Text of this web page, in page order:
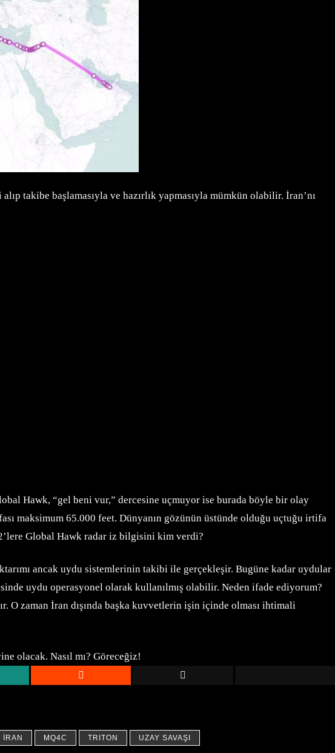
takibe başlamasıyla ve hazırlık yapmasıyla mümkün olabilir. İran’nı
Hawk, “gel beni vur,” dercesine uçmuyor ise burada böyle bir olay
maksimum 65.000 feet. Dünyanın gözünün üstünde olduğu uçtuğu irtifa
Global Hawk radar iz bilgisini kim verdi?
ancak uydu sistemlerinin takibi ile gerçekleşir. Bugüne kadar uydular
uydu operasyonel olarak kullanılmış olabilir. Neden ifade ediyorum?
O zaman İran dışında başka kuvvetlerin işin içinde olması ihtimali
olacak. Nasıl mı? Göreceğiz!
İRAN MQ4C TRITON UZAY SAVAŞI